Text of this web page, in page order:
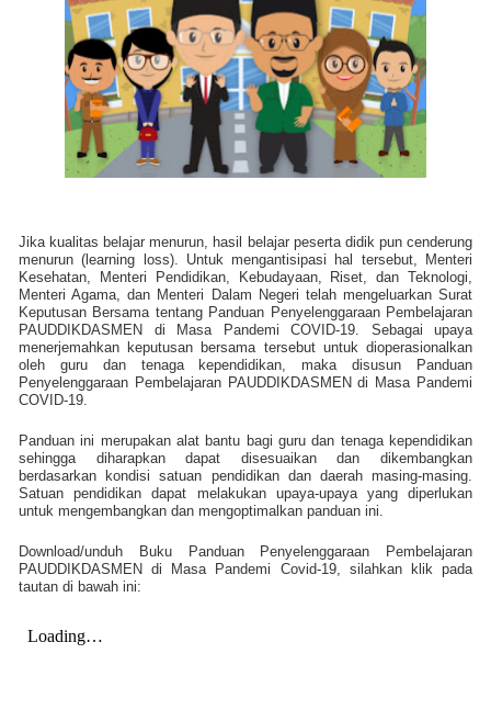
Jika kualitas belajar menurun, hasil belajar peserta didik pun cenderung
menurun (learning loss). Untuk mengantisipasi hal tersebut, Menteri
Kesehatan, Menteri Pendidikan, Kebudayaan, Riset, dan Teknologi,
Menteri Agama, dan Menteri Dalam Negeri telah mengeluarkan Surat
Keputusan Bersama tentang Panduan Penyelenggaraan Pembelajaran
PAUDDIKDASMEN di Masa Pandemi COVID-19. Sebagai upaya
menerjemahkan keputusan bersama tersebut untuk dioperasionalkan
oleh guru dan tenaga kependidikan, maka disusun Panduan
Penyelenggaraan Pembelajaran PAUDDIKDASMEN di Masa Pandemi
COVID-19.
Panduan ini merupakan alat bantu bagi guru dan tenaga kependidikan
sehingga diharapkan dapat disesuaikan dan dikembangkan
berdasarkan kondisi satuan pendidikan dan daerah masing-masing.
Satuan pendidikan dapat melakukan upaya-upaya yang diperlukan
untuk mengembangkan dan mengoptimalkan panduan ini.
Download/unduh Buku Panduan Penyelenggaraan Pembelajaran
PAUDDIKDASMEN di Masa Pandemi Covid-19, silahkan klik pada
tautan di bawah ini: